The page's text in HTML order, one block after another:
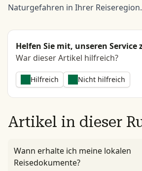
Naturgefahren in Ihrer Reiseregion.
Helfen Sie mit, unseren Service
War dieser Artikel hilfreich?
Hilfreich Nicht hilfreich
Artikel in dieser
Wann erhalte ich meine lokalen
Reisedokumente?